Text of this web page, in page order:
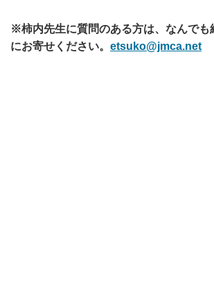
※柿内先生に質問のある方は、なんでも
にお寄せください。 etsuko@jmca.net